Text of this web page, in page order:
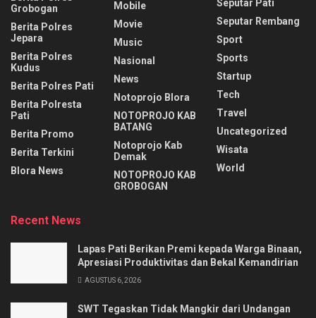
Grobogan
Berita Polres
Jepara
Berita Polres
Kudus
Berita Polres Pati
Berita Polresta
Pati
Berita Promo
Berita Terkini
Blora News
Mobile
Movie
Music
Nasional
News
Notoprojo Blora
NOTOPROJO KAB
BATANG
Notoprojo Kab
Demak
NOTOPROJO KAB
GROBOGAN
Seputar Pati
Seputar Rembang
Sport
Sports
Startup
Tech
Travel
Uncategorized
Wisata
World
Recent News
Lapas Pati Berikan Premi kepada Warga Binaan,
Apresiasi Produktivitas dan Bekal Kemandirian
AGUSTUS 6, 2026
SWT Tegaskan Tidak Mangkir dari Undangan